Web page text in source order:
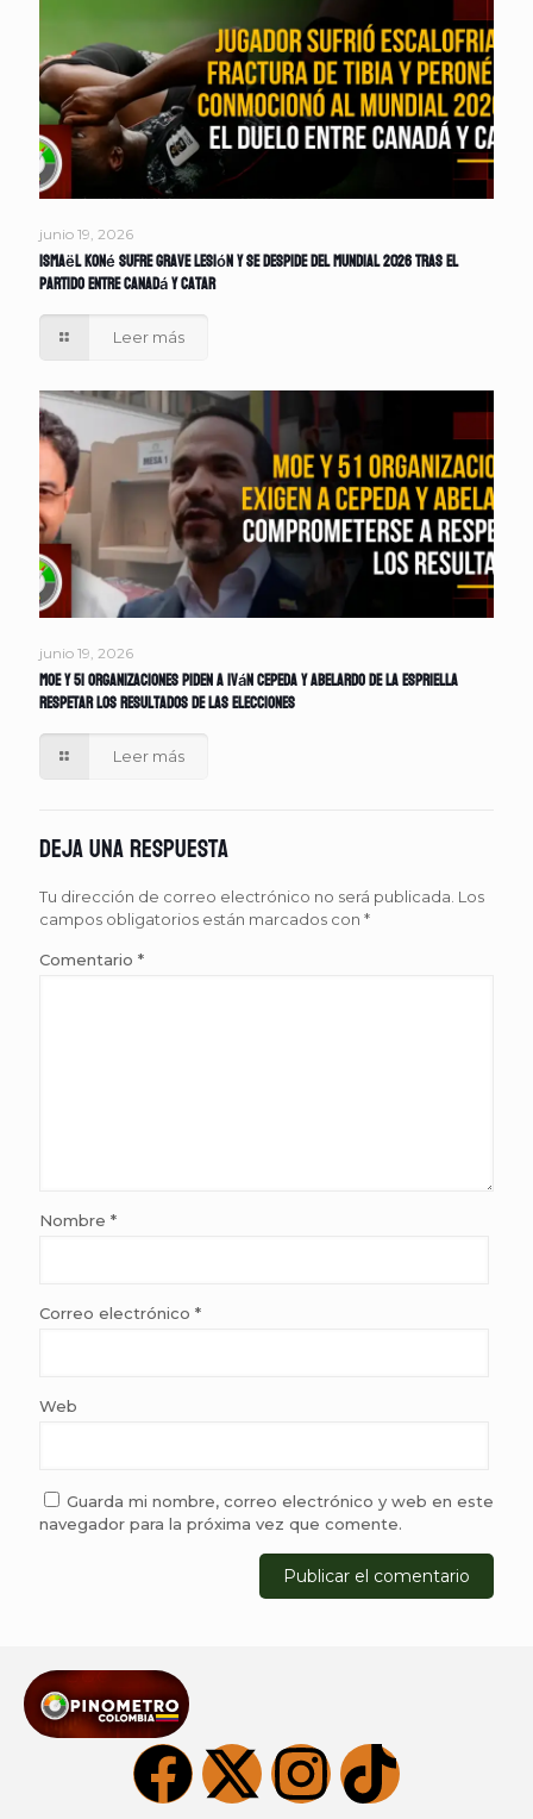
junio 19, 2026
Ismaël Koné sufre grave lesión y se despide del Mundial 2026 tras el
partido entre Canadá y Catar
Leer más
junio 19, 2026
MOE y 51 organizaciones piden a Iván Cepeda y Abelardo de la Espriella
respetar los resultados de las elecciones
Leer más
Deja una respuesta
Tu dirección de correo electrónico no será publicada. Los
campos obligatorios están marcados con *
Comentario *
Nombre *
Correo electrónico *
Web
Guarda mi nombre, correo electrónico y web en este
navegador para la próxima vez que comente.